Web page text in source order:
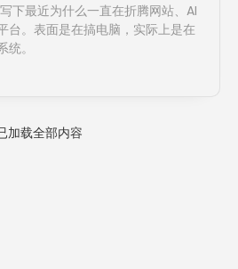
下最近为什么一直在折腾网站、AI
台。表面是在搞电脑，实际上是在
。
加载全部内容